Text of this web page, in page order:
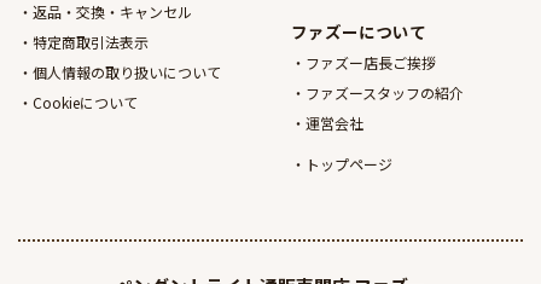
返品・交換・キャンセル
特定商取引法表示
個人情報の取り扱いについて
Cookieについて
ファズーについて
ファズー店長ご挨拶
ファズースタッフの紹介
運営会社
トップページ